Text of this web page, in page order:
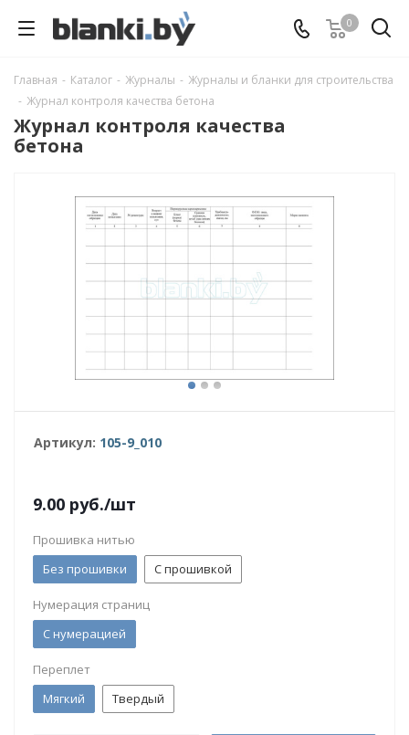
0
Главная - Каталог - Журналы - Журналы и бланки для строительства
- Журнал контроля качества бетона
Журнал контроля качества
бетона
Артикул: 105-9_010
9.00 руб./шт
Прошивка нитью
Без прошивки
С прошивкой
Нумерация страниц
С нумерацией
Переплет
Мягкий
Твердый